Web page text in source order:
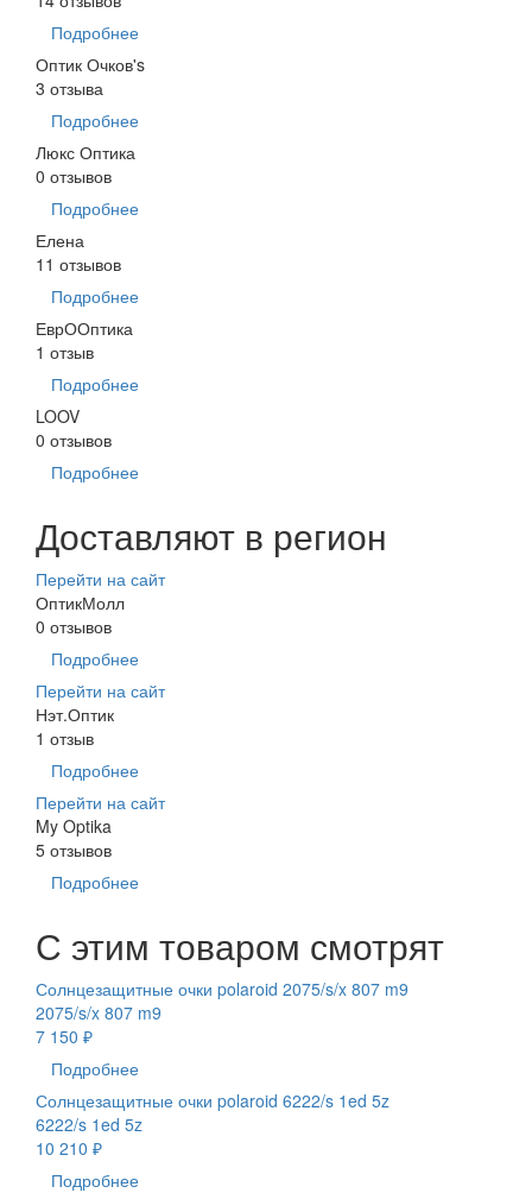
Подробнее
Оптик Очков's
3 отзыва
Подробнее
Люкс Оптика
0 отзывов
Подробнее
Елена
11 отзывов
Подробнее
ЕврООптика
1 отзыв
Подробнее
LOOV
0 отзывов
Подробнее
Доставляют в регион
Перейти на сайт
ОптикМолл
0 отзывов
Подробнее
Перейти на сайт
Нэт.Оптик
1 отзыв
Подробнее
Перейти на сайт
My Optika
5 отзывов
Подробнее
С этим товаром смотрят
Солнцезащитные очки polaroid 2075/s/x 807 m9
2075/s/x 807 m9
7 150 ₽
Подробнее
Солнцезащитные очки polaroid 6222/s 1ed 5z
6222/s 1ed 5z
10 210 ₽
Подробнее